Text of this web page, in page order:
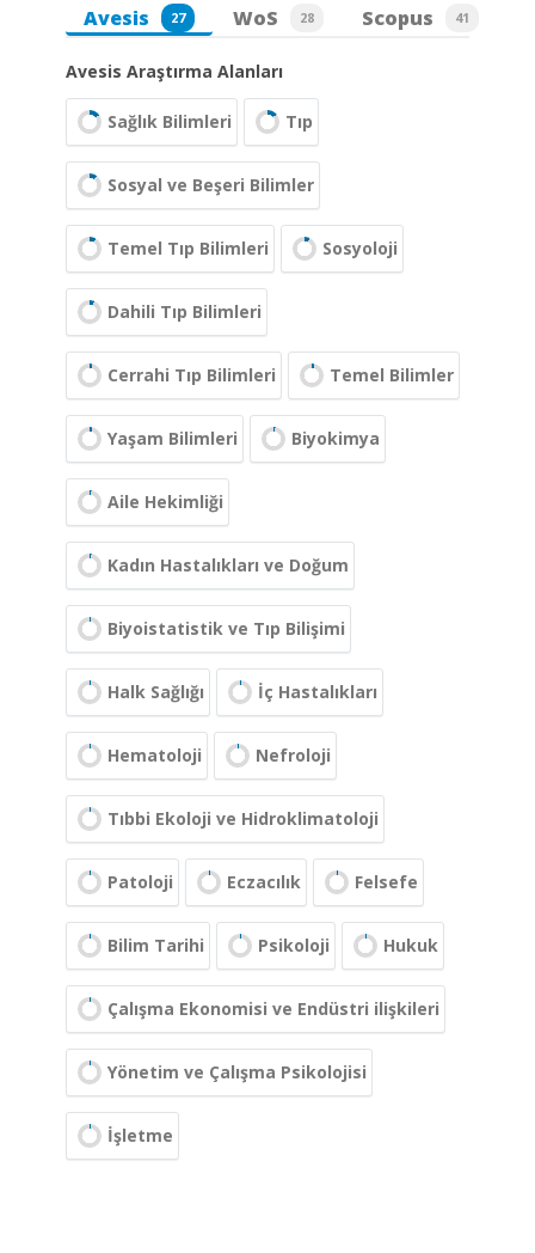
Avesis 27 WoS 28 Scopus 41
Avesis Araştırma Alanları
Sağlık Bilimleri Tıp
Sosyal ve Beşeri Bilimler
Temel Tıp Bilimleri Sosyoloji
Dahili Tıp Bilimleri
Cerrahi Tıp Bilimleri Temel Bilimler
Yaşam Bilimleri Biyokimya
Aile Hekimliği
Kadın Hastalıkları ve Doğum
Biyoistatistik ve Tıp Bilişimi
Halk Sağlığı İç Hastalıkları
Hematoloji Nefroloji
Tıbbi Ekoloji ve Hidroklimatoloji
Patoloji Eczacılık Felsefe
Bilim Tarihi Psikoloji Hukuk
Çalışma Ekonomisi ve Endüstri ilişkileri
Yönetim ve Çalışma Psikolojisi
İşletme